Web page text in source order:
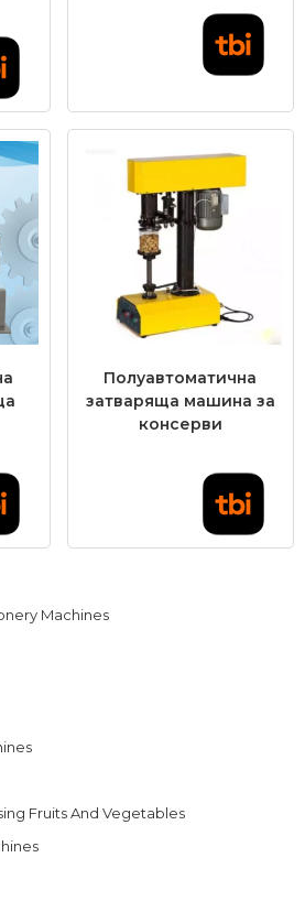
Machines
Fruits And Vegetables
Полуавтоматична
затваряща машина за
консерви